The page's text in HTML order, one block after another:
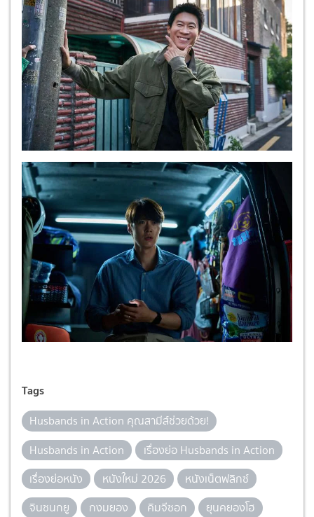
Tags
Husbands in Action คุณสามีส์ช่วยด้วย!
Husbands in Action
เรื่องย่อ Husbands in Action
เรื่องย่อหนัง
หนังใหม่ 2026
หนังเน็ตฟลิกซ์
จินซนกยู
กงมยอง คิมจีซอก
ยุนคยองโฮ